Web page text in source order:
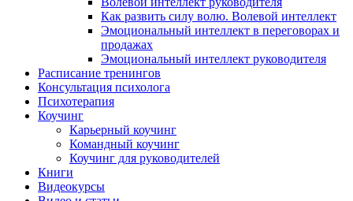
Как развить силу волю. Волевой интеллект
Эмоциональный интеллект в переговорах и
продажах
Эмоциональный интеллект руководителя
Расписание тренингов
Консультация психолога
Психотерапия
Коучинг
Карьерный коучинг
Командный коучинг
Коучинг для руководителей
Книги
Видеокурсы